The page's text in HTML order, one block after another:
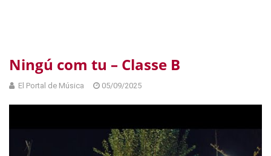
Ningú com tu – Classe B
El Portal de Música 05/09/2025